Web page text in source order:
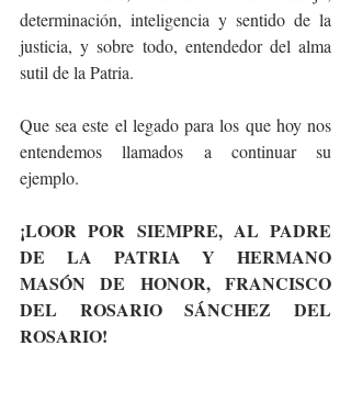
determinación, inteligencia y sentido de la
justicia, y sobre todo, entendedor del alma
sutil de la Patria.
Que sea este el legado para los que hoy nos
entendemos llamados a continuar su
ejemplo.
¡LOOR POR SIEMPRE, AL PADRE
DE LA PATRIA Y HERMANO
MASÓN DE HONOR, FRANCISCO
DEL ROSARIO SÁNCHEZ DEL
ROSARIO!